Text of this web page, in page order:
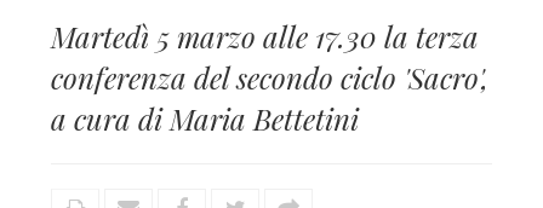
Martedì 5 marzo alle 17.30 la terza
conferenza del secondo ciclo 'Sacro',
a cura di Maria Bettetini